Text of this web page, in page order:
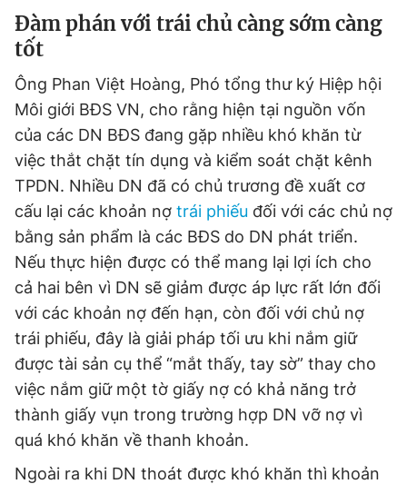
Đàm phán với trái chủ càng sớm càng
tốt
Ông Phan Việt Hoàng, Phó tổng thư ký Hiệp hội
Môi giới BĐS VN, cho rằng hiện tại nguồn vốn
của các DN BĐS đang gặp nhiều khó khăn từ
việc thắt chặt tín dụng và kiểm soát chặt kênh
TPDN. Nhiều DN đã có chủ trương đề xuất cơ
cấu lại các khoản nợ trái phiếu đối với các chủ nợ
bằng sản phẩm là các BĐS do DN phát triển.
Nếu thực hiện được có thể mang lại lợi ích cho
cả hai bên vì DN sẽ giảm được áp lực rất lớn đối
với các khoản nợ đến hạn, còn đối với chủ nợ
trái phiếu, đây là giải pháp tối ưu khi nắm giữ
được tài sản cụ thể “mắt thấy, tay sờ” thay cho
việc nắm giữ một tờ giấy nợ có khả năng trở
thành giấy vụn trong trường hợp DN vỡ nợ vì
quá khó khăn về thanh khoản.
Ngoài ra khi DN thoát được khó khăn thì khoản